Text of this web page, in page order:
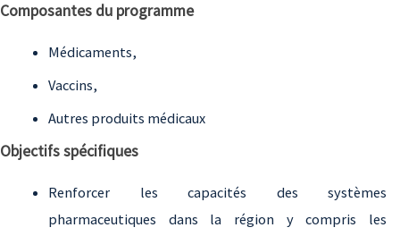
Composantes du programme
Médicaments,
Vaccins,
Autres produits médicaux
Objectifs spécifiques
Renforcer les capacités des systèmes
pharmaceutiques dans la région y compris les